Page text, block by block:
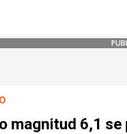
magnitud 6,1 se